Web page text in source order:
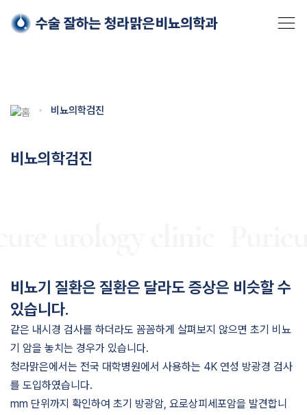
Skip
content
비뇨의학검진
비뇨의학검진
비뇨기 질환은 질환은 달라도 증상은 비슷할 수
있습니다.
같은 내시경 검사를 하더라도 꼼꼼하게 살펴보지 않으면 초기 비뇨
기 암을 놓치는 경우가 있습니다.
청라맑은에서는 전국 대학병원에서 사용하는 4K 연성 방광경 검사
를 도입하였습니다.
mm 단위까지 확인하여 초기 방광암, 요로상피세포암을 발견합니